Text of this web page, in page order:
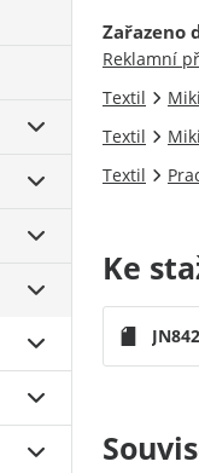
Zařazeno
Reklamní
Textil
Textil
Textil
Ke